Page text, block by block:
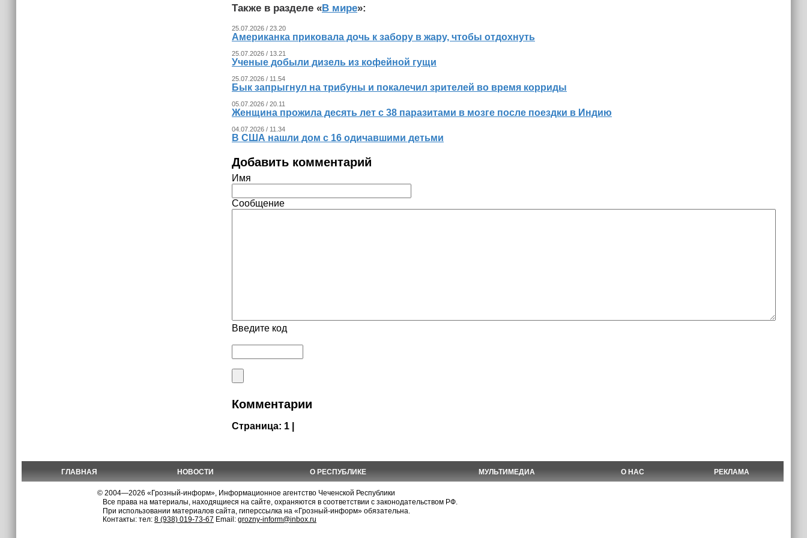
Также в разделе «В мире»:
25.07.2026 / 23.20
Американка приковала дочь к забору в жару, чтобы отдохнуть
25.07.2026 / 13.21
Ученые добыли дизель из кофейной гущи
25.07.2026 / 11.54
Бык запрыгнул на трибуны и покалечил зрителей во время корриды
05.07.2026 / 20.11
Женщина прожила десять лет с 38 паразитами в мозге после поездки в Индию
04.07.2026 / 11.34
В США нашли дом с 16 одичавшими детьми
Добавить комментарий
Имя
Сообщение
Введите код
Комментарии
Страница: 1 |
ГЛАВНАЯ НОВОСТИ О РЕСПУБЛИКЕ МУЛЬТИМЕДИА О НАС РЕКЛАМА
© 2004—2026 «Грозный-информ», Информационное агентство Чеченской Республики
Все права на материалы, находящиеся на сайте, охраняются в соответствии с законодательством РФ.
При использовании материалов сайта, гиперссылка на «Грозный-информ» обязательна.
Контакты: тел: 8 (938) 019-73-67 Email: grozny-inform@inbox.ru